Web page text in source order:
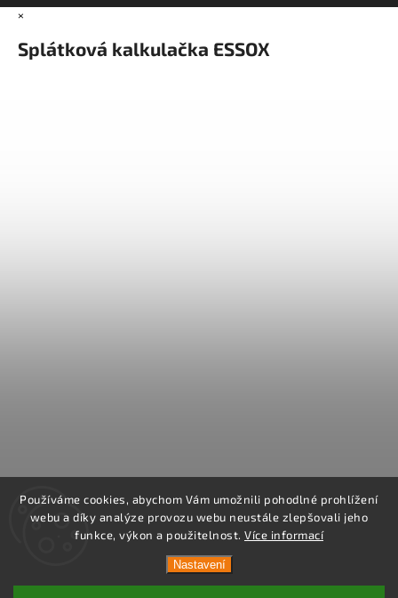
Používáme cookies, abychom Vám umožnili pohodlné prohlížení
webu a díky analýze provozu webu neustále zlepšovali jeho
funkce, výkon a použitelnost. Více informací
Nastavení
×
Splátková kalkulačka ESSOX